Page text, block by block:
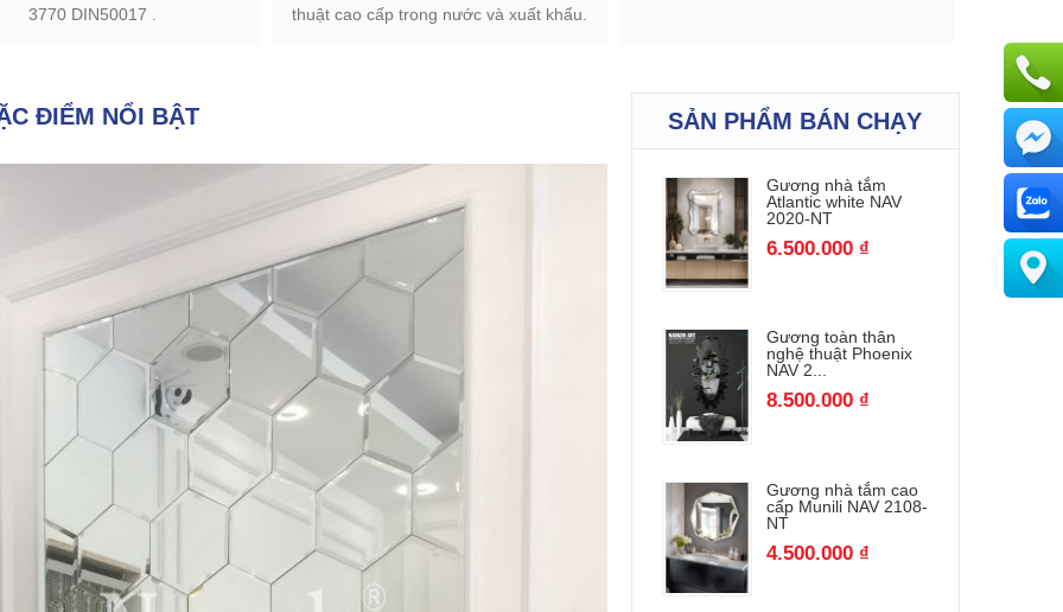
3770 DIN50017 .
thuật cao cấp trong nước và xuất khẩu.
ĐIỂM NỔI BẬT SẢN PHẨM BÁN CHẠY
Gương nhà tắm
Atlantic white NAV
2020-NT
6.500.000 ₫
Gương toàn thân
nghệ thuật Phoenix
NAV 2...
8.500.000 ₫
Gương nhà tắm cao
cấp Munili NAV 2108-
NT
4.500.000 ₫